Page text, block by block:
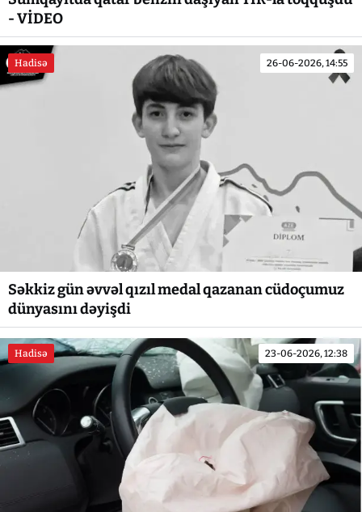
- VİDEO
Hadisə 26-06-2026, 14:55
Səkkiz gün əvvəl qızıl medal qazanan cüdoçumuz
dünyasını dəyişdi
Hadisə 23-06-2026, 12:38